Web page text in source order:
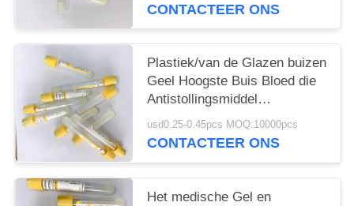
CONTACTEER ONS
Plastiek/van de Glazen buizen
Geel Hoogste Buis Bloed die
Antistollingsmiddel
verzamelen
usd0.25-0.45pcs MOQ:10000pcs
CONTACTEER ONS
Het medische Gel en